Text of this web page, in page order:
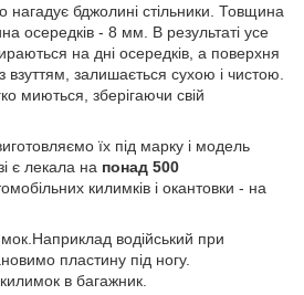
нагадує бджолині стільники. Товщина
осередків - 8 мм. В результаті усе
на дні осередків, а поверхня
взуттям, залишається сухою і чистою.
миються, зберігаючи свій
їх під марку і модель
є лекала на понад 500
килимків і окантовки - на
водійський при
пластину під ногу.
в багажник.